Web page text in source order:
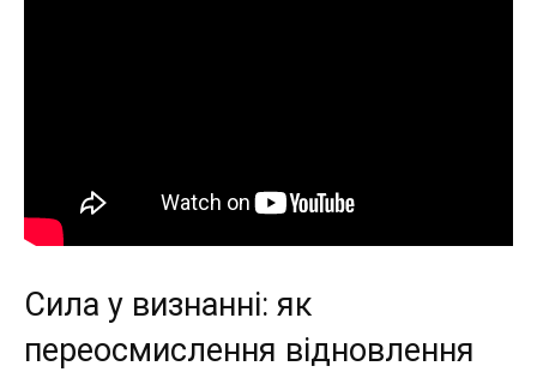
Сила у визнанні: як
переосмислення відновлення